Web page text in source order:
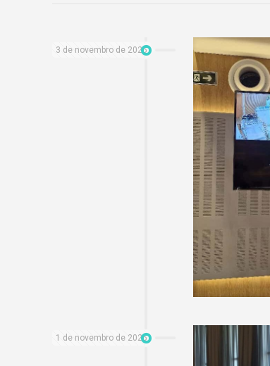
3 de novembro de 2025
1 de novembro de 2025